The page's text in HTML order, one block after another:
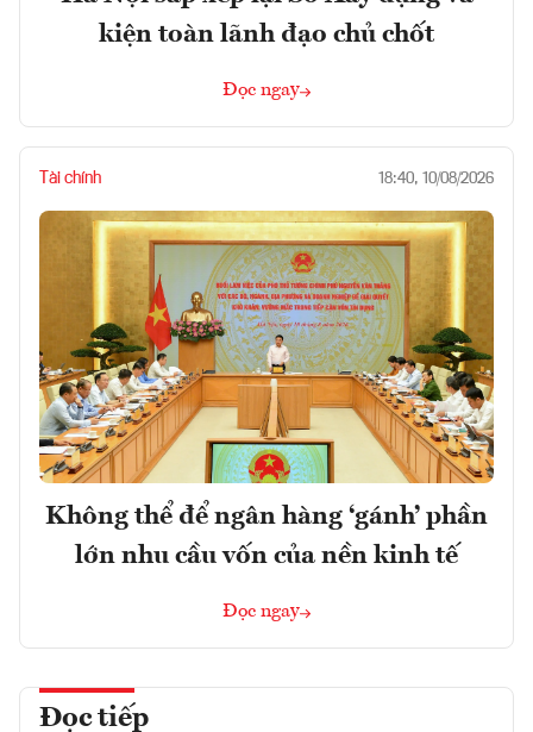
kiện toàn lãnh đạo chủ chốt
Đọc ngay
Tài chính 18:40, 10/08/2026
Không thể để ngân hàng ‘gánh’ phần
lớn nhu cầu vốn của nền kinh tế
Đọc ngay
Đọc tiếp